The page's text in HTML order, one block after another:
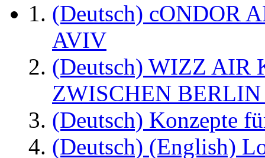
(Deutsch) cONDOR
AVIV
(Deutsch) WIZZ AIR
ZWISCHEN
(Deutsch) Konzepte
(Deutsch) (English)